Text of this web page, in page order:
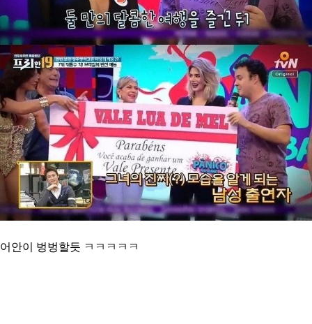
어안이 벙벙할듯 ㅋㅋㅋㅋㅋ